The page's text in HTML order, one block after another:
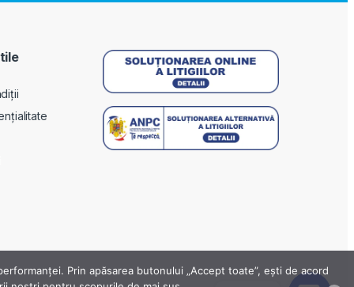
Prin apăsarea butonului „Accept toate”, ești de acord